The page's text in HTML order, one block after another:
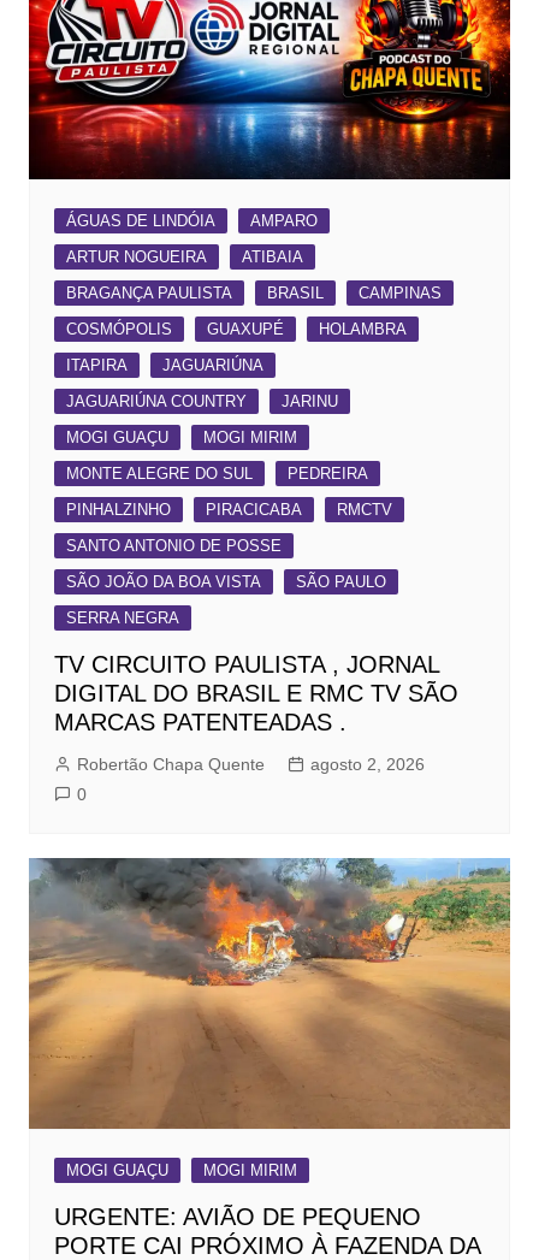
ÁGUAS DE LINDÓIA
AMPARO
ARTUR NOGUEIRA
ATIBAIA
BRAGANÇA PAULISTA
BRASIL
CAMPINAS
COSMÓPOLIS
GUAXUPÉ
HOLAMBRA
ITAPIRA
JAGUARIÚNA
JAGUARIÚNA COUNTRY
JARINU
MOGI GUAÇU
MOGI MIRIM
MONTE ALEGRE DO SUL
PEDREIRA
PINHALZINHO
PIRACICABA
RMCTV
SANTO ANTONIO DE POSSE
SÃO JOÃO DA BOA VISTA
SÃO PAULO
SERRA NEGRA
TV CIRCUITO PAULISTA , JORNAL
DIGITAL DO BRASIL E RMC TV SÃO
MARCAS PATENTEADAS .
Robertão Chapa Quente
agosto 2, 2026
0
MOGI GUAÇU MOGI MIRIM
URGENTE: AVIÃO DE PEQUENO
PORTE CAI PRÓXIMO À FAZENDA DA